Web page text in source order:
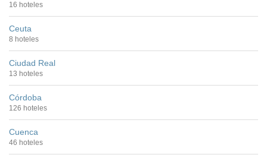
16 hoteles
Ceuta
8 hoteles
Ciudad Real
13 hoteles
Córdoba
126 hoteles
Cuenca
46 hoteles